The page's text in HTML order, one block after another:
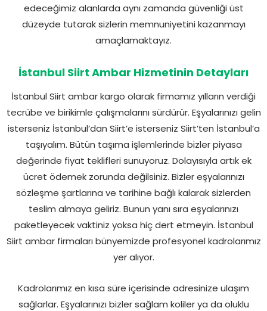
edeceğimiz alanlarda aynı zamanda güvenliği üst
düzeyde tutarak sizlerin memnuniyetini kazanmayı
amaçlamaktayız.
İstanbul Siirt Ambar Hizmetinin Detayları
İstanbul Siirt ambar kargo olarak firmamız yılların verdiği
tecrübe ve birikimle çalışmalarını sürdürür. Eşyalarınızı gelin
isterseniz İstanbul’dan Siirt’e isterseniz Siirt’ten İstanbul’a
taşıyalım. Bütün taşıma işlemlerinde bizler piyasa
değerinde fiyat teklifleri sunuyoruz. Dolayısıyla artık ek
ücret ödemek zorunda değilsiniz. Bizler eşyalarınızı
sözleşme şartlarına ve tarihine bağlı kalarak sizlerden
teslim almaya geliriz. Bunun yanı sıra eşyalarınızı
paketleyecek vaktiniz yoksa hiç dert etmeyin. İstanbul
Siirt ambar firmaları bünyemizde profesyonel kadrolarımız
yer alıyor.
Kadrolarımız en kısa süre içerisinde adresinize ulaşım
sağlarlar. Eşyalarınızı bizler sağlam koliler ya da oluklu